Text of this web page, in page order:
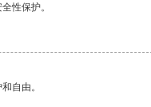
性保护。
自由。